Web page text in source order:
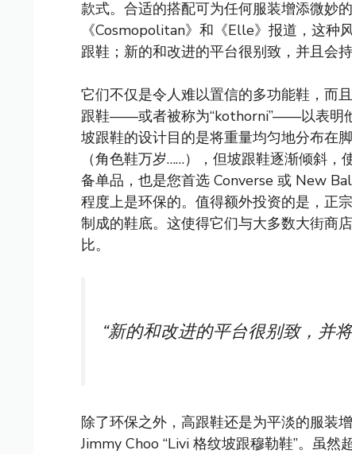
款式。合适的搭配可为任何服装增添微妙
《Cosmopolitan》和《Elle》报道，这
跟鞋；新的和改进的平台很别致，并且会持
它们不仅是令人难以置信的多功能鞋，而
跟鞋——或者被称为“kothorni”——以表明
坡跟鞋的设计目的是将重量均匀地分布在
（角色鞋万岁……），但坡跟鞋逐渐倾斜
备单品，也是您首选 Converse 或 New
程度上是环保的。值得额外投资的是，正
制成的鞋底。这使得它们与大多数大街商
比。
“新的和改进的平台很别致，并
除了环保之外，高跟鞋还是为平淡的服装
Jimmy Choo “Livi 格纹坡跟穆勒鞋”。虽